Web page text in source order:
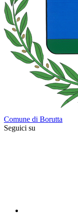
Comune di Borutta
Seguici su